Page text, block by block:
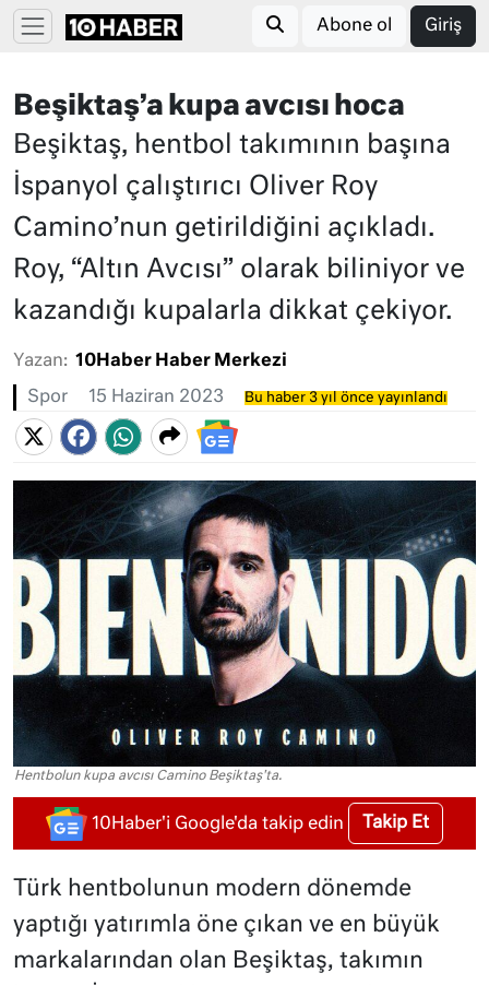
Abone ol Giriş
Beşiktaş’a kupa avcısı hoca
Beşiktaş, hentbol takımının başına
İspanyol çalıştırıcı Oliver Roy
Camino’nun getirildiğini açıkladı.
Roy, “Altın Avcısı” olarak biliniyor ve
kazandığı kupalarla dikkat çekiyor.
Yazan: 10Haber Haber Merkezi
Spor 15 Haziran 2023 Bu haber 3 yıl önce yayınlandı
Hentbolun kupa avcısı Camino Beşiktaş'ta.
10Haber'i Google'da takip edin Takip Et
Türk hentbolunun modern dönemde
yaptığı yatırımla öne çıkan ve en büyük
markalarından olan Beşiktaş, takımın